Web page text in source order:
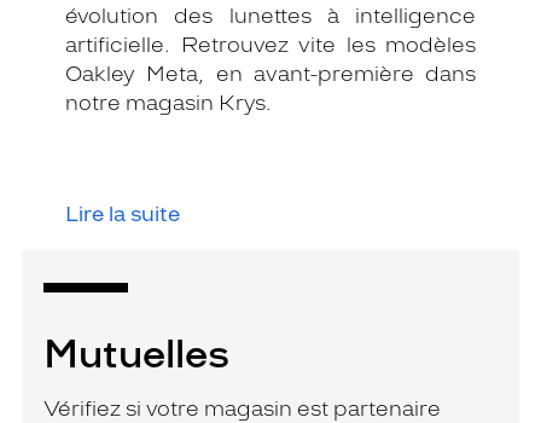
évolution des lunettes à intelligence
artificielle. Retrouvez vite les modèles
Oakley Meta, en avant-première dans
notre magasin Krys.
Lire la suite
Mutuelles
Vérifiez si votre magasin est partenaire